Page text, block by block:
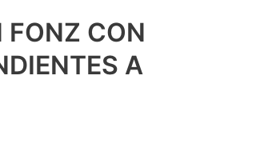
FONZ CON
A